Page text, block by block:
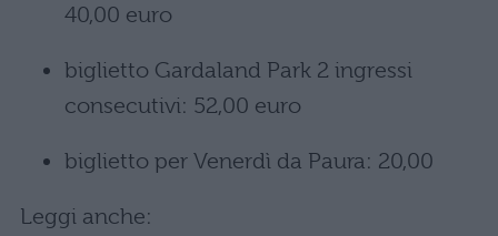
40,00 euro
biglietto Gardaland Park 2 ingressi
consecutivi: 52,00 euro
biglietto per Venerdì da Paura: 20,00
Leggi anche: